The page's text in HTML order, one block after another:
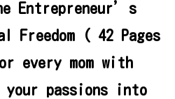
Entrepreneur’s
Freedom ( 42 Pages
every mom with
your passions into